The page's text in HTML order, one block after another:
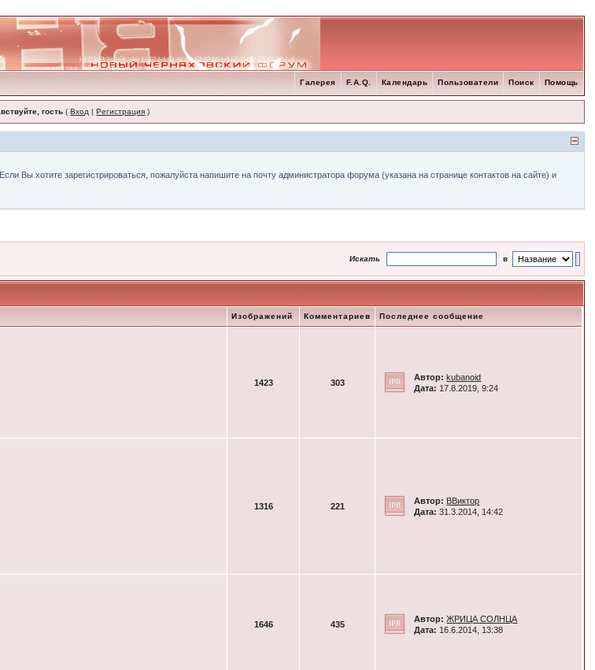
Помощь
Поиск
Пользователи
Календарь
F.A.Q.
Галерея
гость (Вход |Регистрация )
Вы хотите зарегистрироваться, пожалуйста напишите на почту администратора форума (указана на странице контактов на сайте) и
Искать в
Изображений Комментариев Последнее сообщение
1423 303
Автор: kubanoid
Дата: 17.8.2019, 9:24
1316 221
Автор: ВВиктор
Дата: 31.3.2014, 14:42
1646 435
Автор: ЖРИЦА СОЛНЦА
Дата: 16.6.2014, 13:38